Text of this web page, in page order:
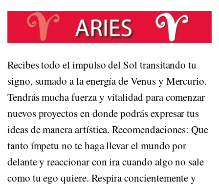
Recibes todo el impulso del Sol transitando tu
signo, sumado a la energía de Venus y Mercurio.
Tendrás mucha fuerza y vitalidad para comenzar
nuevos proyectos en donde podrás expresar tus
ideas de manera artística. Recomendaciones: Que
tanto ímpetu no te haga llevar el mundo por
delante y reaccionar con ira cuando algo no sale
como tu ego quiere. Respira concientemente y